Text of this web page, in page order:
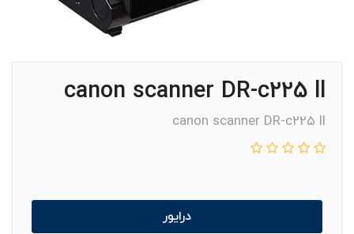
canon scanner DR-c225 ll
canon scanner DR-c225 ll
درایور